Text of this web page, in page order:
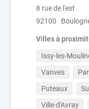
8 rue de l'est
92100
Villes à
Issy-les-
Vanves
Puteaux
Ville-d'Avray